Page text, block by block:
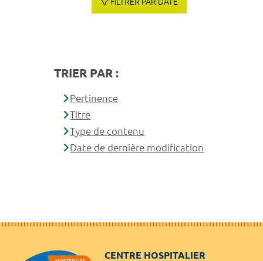
TRIER PAR :
Pertinence
Titre
Type de contenu
Date de dernière modification
CENTRE HOSPITALIER